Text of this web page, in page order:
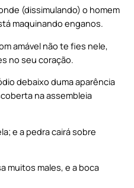
(dissimulando) o homem
maquinando enganos.
amável não te fies nele,
no seu coração.
debaixo duma aparência
na assembleia
e a pedra cairá sobre
muitos males, e a boca